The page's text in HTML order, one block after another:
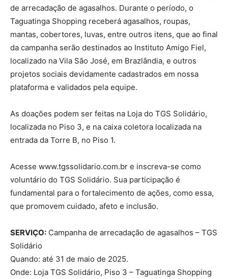
de arrecadação de agasalhos. Durante o período, o
Taguatinga Shopping receberá agasalhos, roupas,
mantas, cobertores, luvas, entre outros itens, que ao final
da campanha serão destinados ao Instituto Amigo Fiel,
localizado na Vila São José, em Brazlândia, e outros
projetos sociais devidamente cadastrados em nossa
plataforma e validados pela equipe.
As doações podem ser feitas na Loja do TGS Solidário,
localizada no Piso 3, e na caixa coletora localizada na
entrada da Torre B, no Piso 1.
Acesse www.tgssolidario.com.br e inscreva-se como
voluntário do TGS Solidário. Sua participação é
fundamental para o fortalecimento de ações, como essa,
que promovem cuidado, afeto e inclusão.
SERVIÇO: Campanha de arrecadação de agasalhos – TGS
Solidário
Quando: até 31 de maio de 2025.
Onde: Loja TGS Solidário, Piso 3 – Taguatinga Shopping